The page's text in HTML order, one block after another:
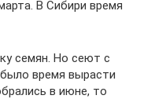
В Сибири время
семян. Но сеют с
время вырасти
в июне, то